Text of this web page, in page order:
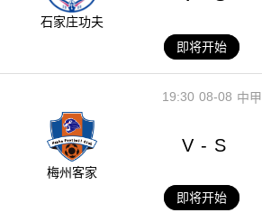
石家庄功夫
即将开始
08-08
19:30 中甲
梅州客家
V - S
即将开始